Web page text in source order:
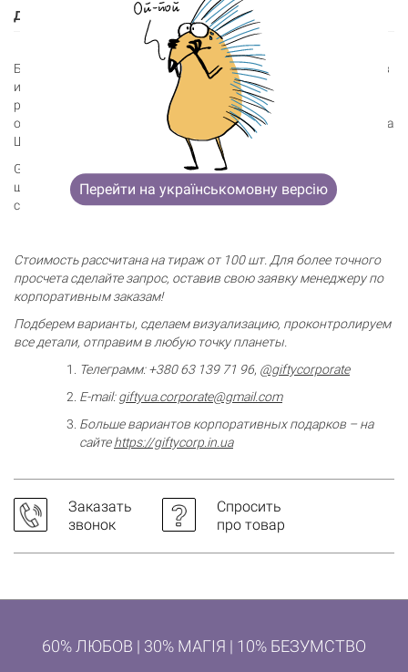
Дизайн Александр Шатохин + Gifty
Блокноты Inspiring с вашим лого – это вдохновение на креатив
и профессиональные достижения. На каждом третьем
развороте владельца ждет мотивирующая цитата и
оригинальный рисунок украинского иллюстратора Александра
Шатохина.
Gifty принимает заказы на брендирование блокнотов от 100
шт. Указанная цена может изменяться в зависимости от
сложности и объема работы.
Стоимость рассчитана на тираж от 100 шт. Для более точного
просчета сделайте запрос, оставив свою заявку менеджеру по
корпоративным заказам!​
Подберем варианты, сделаем визуализацию, проконтролируем
все детали, отправим в любую точку планеты.
Телеграмм: +380 63 139 71 96, @giftycorporate
E-mail:giftyua.corporate@gmail.com
Больше вариантов корпоративных подарков – на
сайтеhttps://giftycorp.in.ua
Заказать
звонок
Спросить
про товар
60% ЛЮБОВ | 30% МАГІЯ | 10% БЕЗУМСТВО
Перейти на українськомовну версію
Корзина пуста